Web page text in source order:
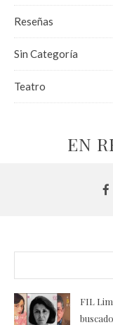
Reseñas
Sin Categoría
Teatro
EN
FIL